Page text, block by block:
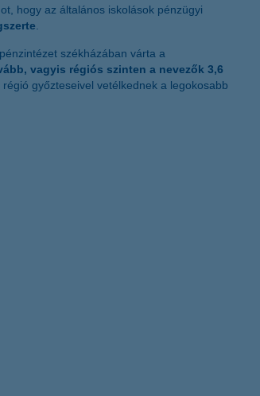
K&H e-kártyafelület
K&H token megújítás
hogy az általános iskolások pénzügyi
székházában várta a
vagyis régiós szinten a nevezők 3,6
győzteseivel vetélkednek a legokosabb